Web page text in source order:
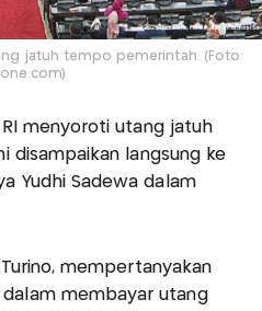
jatuh tempo pemerintah. (Foto:
RI menyoroti utang jatuh
disampaikan langsung ke
Yudhi Sadewa dalam
mempertanyakan
membayar utang